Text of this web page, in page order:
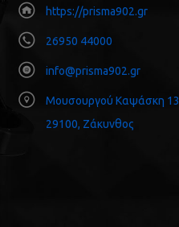
https://prisma902.gr
26950 44000
info@prisma902.gr
Μουσουργού Καψάσκη 13
29100, Ζάκυνθος